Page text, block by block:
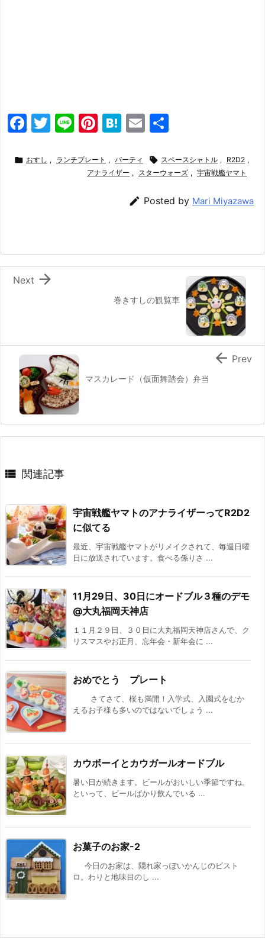
F
c
k
T
itt
Li
e
Pi
er
e
H
e
n
a
E
ai
l
 おすし , ランチプレート , パーティ  スペースシャトル , R2D2 ,
アナライザー , スターウォーズ , 宇宙戦艦ヤマト
 Posted by Mari Miyazawa
巻きすしの観覧車

Next
マスカレード（仮面舞踏会）弁当
 Prev
 関連記事
宇宙戦艦ヤマトのアナライザーってR2D2
に似てる
最近、宇宙戦艦ヤマトがリメイクされて、毎週日曜
日に放送されています。食べる係りさ ...
11月29日、30日にオードブル３種のデモ
@大丸福岡天神店
１１月２９日、３０日に大丸福岡天神店さんで、ク
リスマスやお正月、忘年会・新年会に ...
おめでとう プレート
さてさて、桜も満開！入学式、入園式をむか
えるお子様も多いのではないでしょう ...
カウボーイとカウガールオードブル
暑い日が続きます。ビールがおいしい季節ですね。
といって、ビールばかり飲んでいる ...
お菓子のお家-2
今日のお家は、隠れ家っぽいかんじのビスト
ロ。わりと地味目のし ...